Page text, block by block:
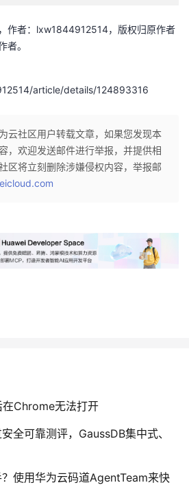
作者：lxw1844912514，版权归原作者
者。
article/details/124893316
云社区用户转载文章，如果您发现本
，欢迎发送邮件进行举报，并提供相
区将立刻删除涉嫌侵权内容，举报邮
Chrome无法打开
全可靠测评，GaussDB集中式、
使用华为云码道AgentTeam来快